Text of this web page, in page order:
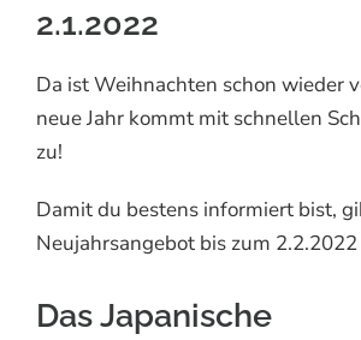
2.1.2022
Da ist Weihnachten schon wieder
neue Jahr kommt mit schnellen
zu!
Damit du bestens informiert bist,
Neujahrsangebot bis zum
Das Japanische